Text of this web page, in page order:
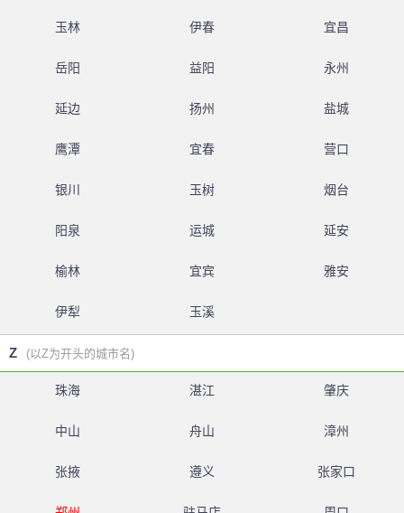
玉林 伊春 宜昌
岳阳 益阳 永州
延边 扬州 盐城
鹰潭 宜春 营口
银川 玉树 烟台
阳泉 运城 延安
榆林 宜宾 雅安
伊犁 玉溪
Z (以Z为开头的城市名)
珠海 湛江 肇庆
中山 舟山 漳州
张掖 遵义 张家口